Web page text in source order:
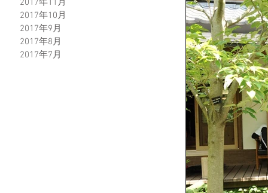
2017年11月
2017年10月
2017年9月
2017年8月
2017年7月